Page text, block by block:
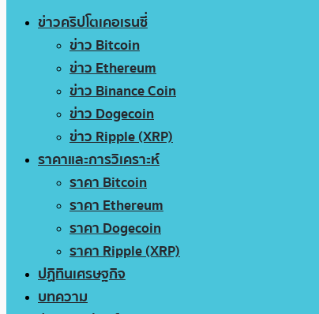
ข่าวคริปโตเคอเรนซี่
ข่าว Bitcoin
ข่าว Ethereum
ข่าว Binance Coin
ข่าว Dogecoin
ข่าว Ripple (XRP)
ราคาและการวิเคราะห์
ราคา Bitcoin
ราคา Ethereum
ราคา Dogecoin
ราคา Ripple (XRP)
ปฏิทินเศรษฐกิจ
บทความ